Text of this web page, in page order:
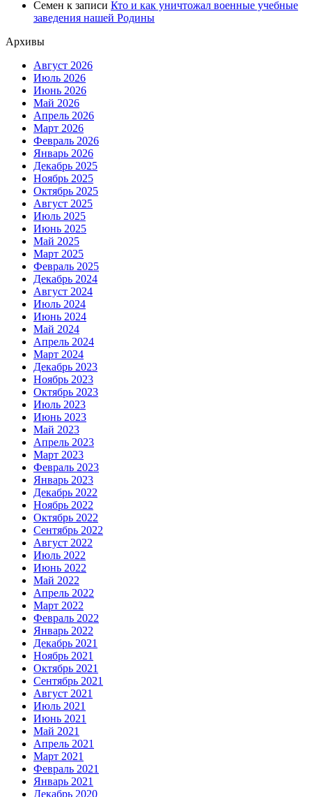
Семен к записи Кто и как уничтожал военные учебные
заведения нашей Родины
Архивы
Август 2026
Июль 2026
Июнь 2026
Май 2026
Апрель 2026
Март 2026
Февраль 2026
Январь 2026
Декабрь 2025
Ноябрь 2025
Октябрь 2025
Август 2025
Июль 2025
Июнь 2025
Май 2025
Март 2025
Февраль 2025
Декабрь 2024
Август 2024
Июль 2024
Июнь 2024
Май 2024
Апрель 2024
Март 2024
Декабрь 2023
Ноябрь 2023
Октябрь 2023
Июль 2023
Июнь 2023
Май 2023
Апрель 2023
Март 2023
Февраль 2023
Январь 2023
Декабрь 2022
Ноябрь 2022
Октябрь 2022
Сентябрь 2022
Август 2022
Июль 2022
Июнь 2022
Май 2022
Апрель 2022
Март 2022
Февраль 2022
Январь 2022
Декабрь 2021
Ноябрь 2021
Октябрь 2021
Сентябрь 2021
Август 2021
Июль 2021
Июнь 2021
Май 2021
Апрель 2021
Март 2021
Февраль 2021
Январь 2021
Декабрь 2020